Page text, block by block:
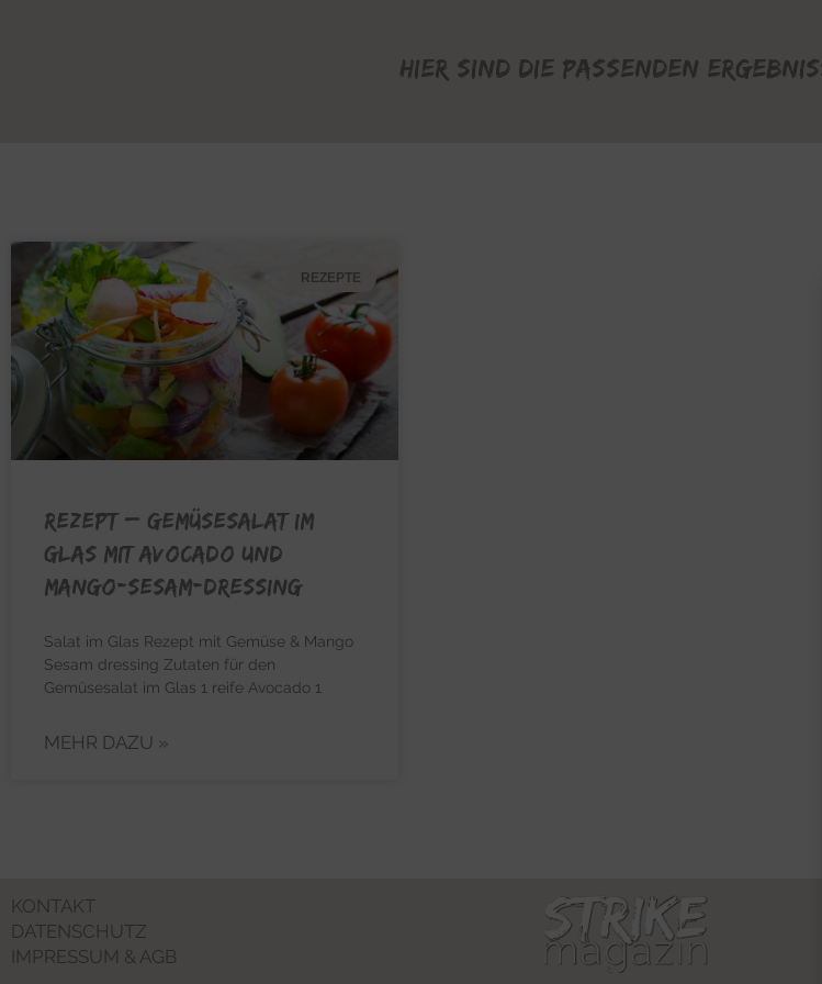
Hier sind die passenden
REZEPTE
REZEPT – Gemüsesalat im
Glas mit Avocado und
Mango-Sesam-Dressing
Salat im Glas Rezept mit Gemüse & Mango
Sesam dressing Zutaten für den
Gemüsesalat im Glas 1 reife Avocado 1
MEHR DAZU »
KONTAKT
DATENSCHUTZ
IMPRESSUM & AGB